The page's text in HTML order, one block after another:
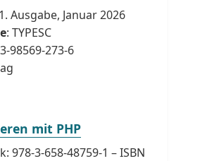
Ausgabe, Januar 2026
: TYPESC
98569-273-6
mit PHP
978-3-658-48759-1 – ISBN